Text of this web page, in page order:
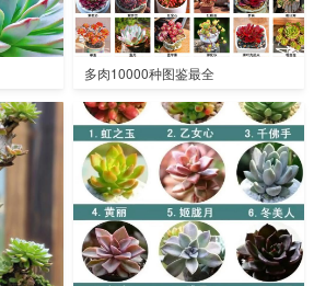
多肉10000种图鉴最全